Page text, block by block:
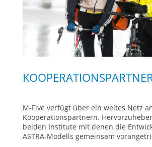
M-Five verfügt über ein weites Netz
Kooperationspartnern.
beiden Institute mit denen die
ASTRA-Modells gemeinsam